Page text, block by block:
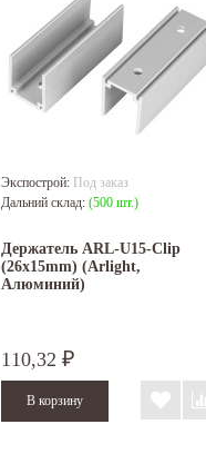
Экспострой: Под заказ
Дальний склад: (500 шт.)
Держатель ARL-U15-Clip
(26x15mm) (Arlight,
Алюминий)
110,32 ₽